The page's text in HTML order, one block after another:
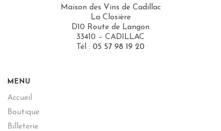
Maison des Vins de Cadillac
La Closière
D10 Route de Langon
33410 – CADILLAC
Tél : 05 57 98 19 20
MENU
Accueil
Boutique
Billeterie